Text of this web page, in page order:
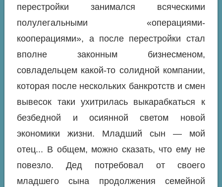
перестройки занимался всяческими
полулегальными «операциями-
кооперациями», а после перестройки стал
вполне законным бизнесменом,
совладельцем какой-то солидной компании,
которая после нескольких банкротств и смен
вывесок таки ухитрилась выкарабкаться к
безбедной и осиянной светом новой
экономики жизни. Младший сын — мой
отец... В общем, можно сказать, что ему не
повезло. Дед потребовал от своего
младшего сына продолжения семейной